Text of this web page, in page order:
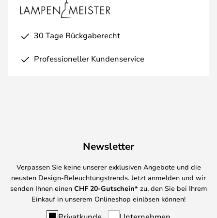
30 Tage Rückgaberecht
Professioneller Kundenservice
Newsletter
Verpassen Sie keine unserer exklusiven Angebote und die
neusten Design-Beleuchtungstrends. Jetzt anmelden und wir
senden Ihnen einen CHF 20-Gutschein* zu, den Sie bei Ihrem
Einkauf in unserem Onlineshop einlösen können!